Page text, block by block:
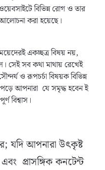
বিভিন্ন রোগ ও তার
করা হয়েছে।
একচ্ছত্র বিষয় নয়,
সেই সব কথা মাথায় রেখেই
ও রূপচর্চা বিষয়ক বিভিন্ন
আপনারা যে সমৃদ্ধ হবেন ই
বিশ্বাস।
যদি আপনারা উৎকৃষ্ট
প্রাসঙ্গিক কনটেন্ট